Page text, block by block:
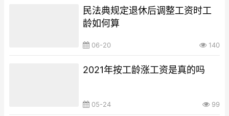
民法典规定退休后调整工资时工
龄如何算
06-20 140
2021年按工龄涨工资是真的吗
05-24 99